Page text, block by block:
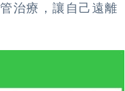
治療，讓自己遠離